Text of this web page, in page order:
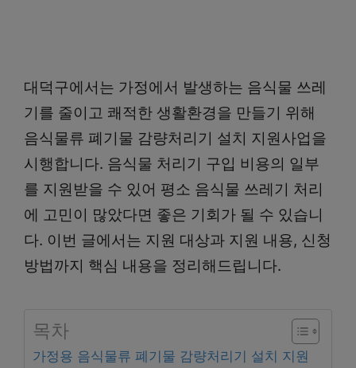
대덕구에서는 가정에서 발생하는 음식물 쓰레
기를 줄이고 쾌적한 생활환경을 만들기 위해
음식물류 폐기물 감량처리기 설치 지원사업을
시행합니다. 음식물 처리기 구입 비용의 일부
를 지원받을 수 있어 평소 음식물 쓰레기 처리
에 고민이 많았다면 좋은 기회가 될 수 있습니
다. 이번 글에서는 지원 대상과 지원 내용, 신청
방법까지 핵심 내용을 정리해드립니다.
목차
가정용 음식물류 폐기물 감량처리기 설치 지원